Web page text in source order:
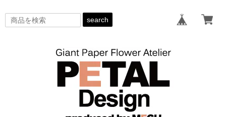
search